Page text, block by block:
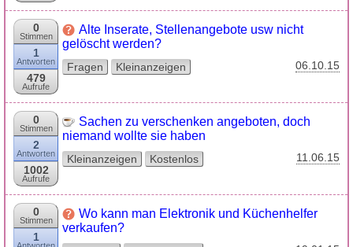
0
Stimmen
1
Antworten
479
Aufrufe
Alte Inserate, Stellenangebote usw nicht
gelöscht werden?
Fragen Kleinanzeigen 06.10.15
0
Stimmen
2
Antworten
1002
Aufrufe
Sachen zu verschenken angeboten, doch
niemand wollte sie haben
Kleinanzeigen Kostenlos 11.06.15
0
Stimmen
1
Wo kann man Elektronik und Küchenhelfer
verkaufen?